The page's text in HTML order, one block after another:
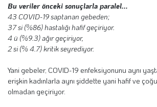
Bu veriler önceki sonuçlarla paralel...
43 COVID-19 saptanan gebeden;
37 si (%86) hastalığı hafif geçiriyor.
4 ü (%9.3) ağır geçiriyor,
2 si (% 4.7) kritik seyrediyor.
Yani gebeler, COVID-19 enfeksiyonunu aynı
erişkin kadınlarla aynı şiddette yani hafif ve
olmadan geçiriyor.